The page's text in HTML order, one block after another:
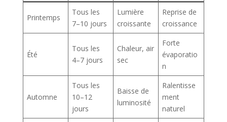
Printemps
Tous les
7–10 jours
Lumière
croissante
Reprise de
croissance
Été
Tous les
4–7 jours
Chaleur, air
sec
Forte
évaporatio
n
Automne
Tous les
10–12
jours
Baisse de
luminosité
Ralentisse
ment
naturel